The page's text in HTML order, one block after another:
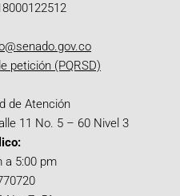
petición (PQRSD)
de Atención
11 No. 5 – 60 Nivel 3
a 5:00 pm